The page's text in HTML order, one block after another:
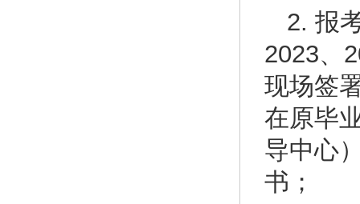
2. 报
2023、
现场签
在原毕
导中心
书；